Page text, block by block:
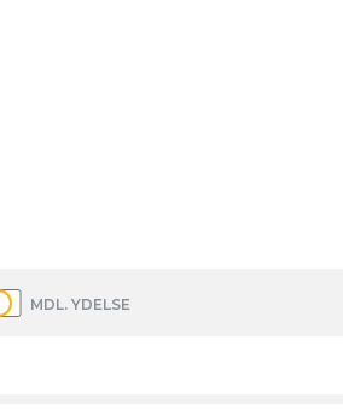
MDL. YDELSE